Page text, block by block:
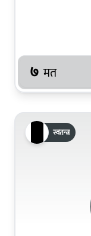
७ मत
स्वतन्त्र